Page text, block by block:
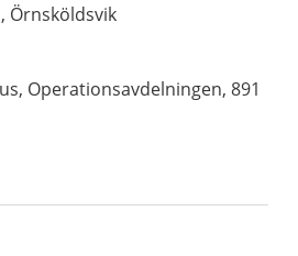
Örnsköldsvik
Operationsavdelningen, 891